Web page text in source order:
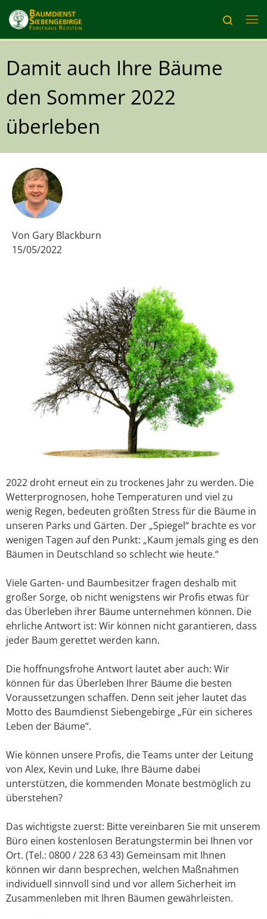
Zum Inhalt springen
Search
Damit auch Ihre Bäume
den Sommer 2022
überleben
Von Gary Blackburn
15/05/2022
2022 droht erneut ein zu trockenes Jahr zu werden. Die
Wetterprognosen, hohe Temperaturen und viel zu
wenig Regen, bedeuten größten Stress für die Bäume in
unseren Parks und Gärten. Der „Spiegel“ brachte es vor
wenigen Tagen auf den Punkt: „Kaum jemals ging es den
Bäumen in Deutschland so schlecht wie heute.“
Viele Garten- und Baumbesitzer fragen deshalb mit
großer Sorge, ob nicht wenigstens wir Profis etwas für
das Überleben ihrer Bäume unternehmen können. Die
ehrliche Antwort ist: Wir können nicht garantieren, dass
jeder Baum gerettet werden kann.
Die hoffnungsfrohe Antwort lautet aber auch: Wir
können für das Überleben Ihrer Bäume die besten
Voraussetzungen schaffen. Denn seit jeher lautet das
Motto des Baumdienst Siebengebirge „Für ein sicheres
Leben der Bäume“.
Wie können unsere Profis, die Teams unter der Leitung
von Alex, Kevin und Luke, Ihre Bäume dabei
unterstützen, die kommenden Monate bestmöglich zu
überstehen?
Das wichtigste zuerst: Bitte vereinbaren Sie mit unserem
Büro einen kostenlosen Beratungstermin bei Ihnen vor
Ort. (Tel.: 0800 / 228 63 43) Gemeinsam mit Ihnen
können wir dann besprechen, welchen Maßnahmen
individuell sinnvoll sind und vor allem Sicherheit im
Zusammenleben mit Ihren Bäumen gewährleisten.